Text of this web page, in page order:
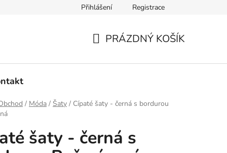
ochrany osobních údajů Ověřování recenzí
Přihlášení Registrace
PRÁZDNÝ KOŠÍK
/ Móda / Šaty / Cípaté šaty - černá s bordurou
šaty - černá s